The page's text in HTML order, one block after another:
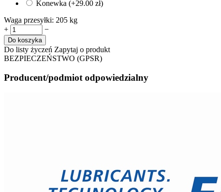
Konewka (+29.00 zł)
Waga przesyłki: 205 kg
+
−
Do koszyka
Do listy życzeń Zapytaj o produkt
BEZPIECZEŃSTWO (GPSR)
Producent/podmiot odpowiedzialny